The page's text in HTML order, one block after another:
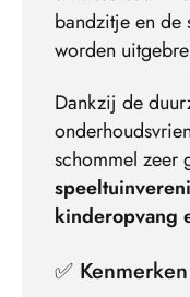
bandzitje en de
worden
Dankzij de
schommel zeer
kinderopvang
✅